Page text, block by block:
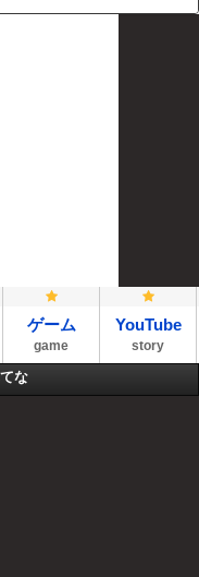
ゲーム
game
YouTube
story
な